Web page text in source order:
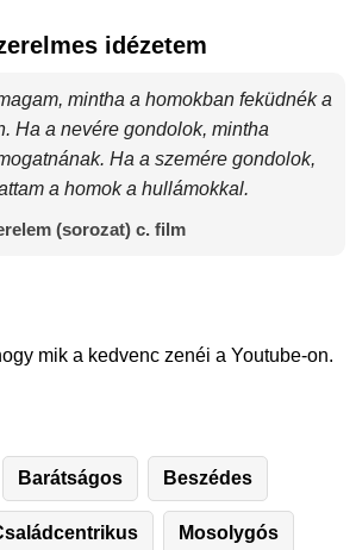
idézetem
mintha a homokban feküdnék a
Ha a nevére gondolok, mintha
Ha a szemére gondolok,
a homok a hullámokkal.
(sorozat) c. film
mik a kedvenc zenéi a Youtube-on.
Barátságos Beszédes
Mosolygós